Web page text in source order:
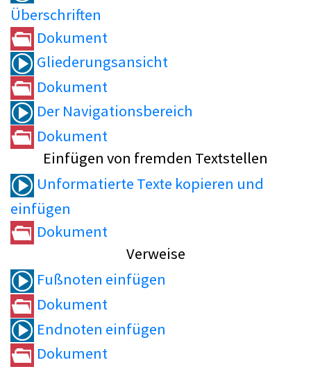
Überschriften
Dokument
Gliederungsansicht
Dokument
Der Navigationsbereich
Dokument
Einfügen von fremden Textstellen
Unformatierte Texte kopieren und
einfügen
Dokument
Verweise
Fußnoten einfügen
Dokument
Endnoten einfügen
Dokument